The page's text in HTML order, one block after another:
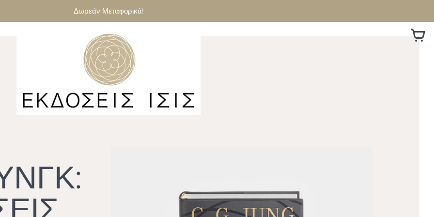
Δωρεάν Μεταφορικά!